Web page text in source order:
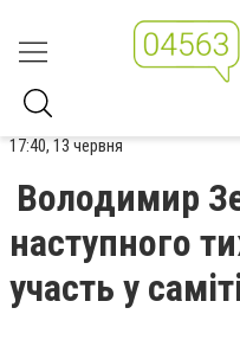
17:40, 13 червня
Володимир
наступного
участь у